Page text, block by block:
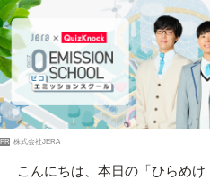
PR 株式会社JERA
こんにちは、本日の「ひらめ